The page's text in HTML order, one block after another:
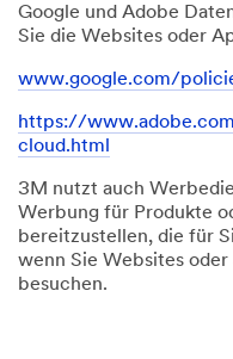
Google und Adobe
Sie die Websites oder
www.google.com/
https://
cloud.html
3M nutzt auch
Werbung für Produkte
bereitzustellen, die für
wenn Sie Websites
besuchen.